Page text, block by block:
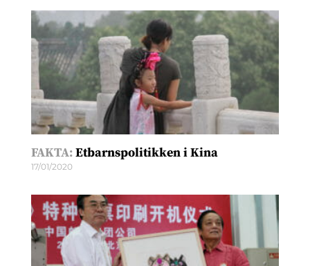
FAKTA:Etbarnspolitikken i Kina
17/01/2020